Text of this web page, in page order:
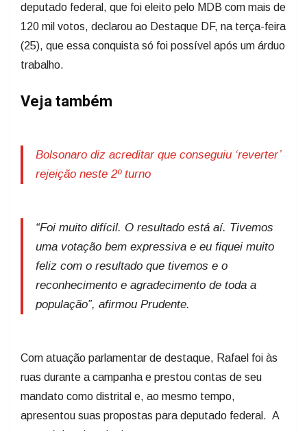
deputado federal, que foi eleito pelo MDB com mais de
120 mil votos, declarou ao Destaque DF, na terça-feira
(25), que essa conquista só foi possível após um árduo
trabalho.
Veja também
Bolsonaro diz acreditar que conseguiu ‘reverter’
rejeição neste 2º turno
“Foi muito difícil. O resultado está aí. Tivemos
uma votação bem expressiva e eu fiquei muito
feliz com o resultado que tivemos e o
reconhecimento e agradecimento de toda a
população”, afirmou Prudente.
Com atuação parlamentar de destaque, Rafael foi às
ruas durante a campanha e prestou contas de seu
mandato como distrital e, ao mesmo tempo,
apresentou suas propostas para deputado federal. A